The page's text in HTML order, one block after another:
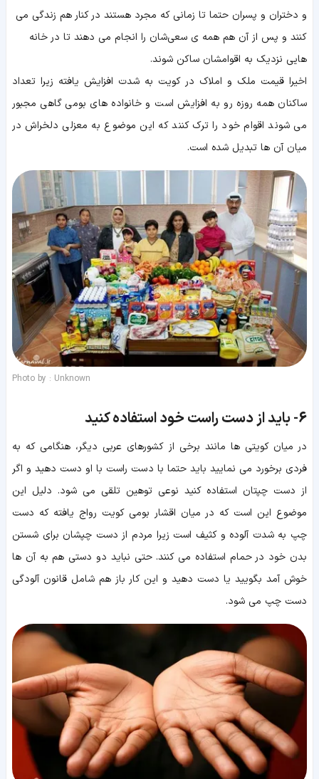
و دختران و پسران حتما تا زمانی که مجرد هستند در کنار هم زندگی می
کنند و پس از آن هم همه ی سعی‌‌شان را انجام می دهند تا در خانه
هایی نزدیک به اقوامشان ساکن شوند.
اخیرا قیمت ملک و املاک در کویت به شدت افزایش یافته زیرا تعداد
ساکنان همه روزه رو به افزایش است و خانواده های بومی گاهی مجبور
می شوند اقوام خود را ترک کنند که این موضوع به معزلی دلخراش در
میان آن ها تبدیل شده است.
Photo by : Unknown
6- باید از دست راست خود استفاده کنید
در میان کویتی ها مانند برخی از کشورهای عربی دیگر، هنگامی که به
فردی برخورد می نمایید باید حتما با دست راست با او دست دهید و اگر
از دست چپتان استفاده کنید نوعی توهین تلقی می شود. دلیل این
موضوع این است که در میان اقشار بومی کویت رواج یافته که دست
چپ به شدت آلوده و کثیف است زیرا مردم از دست چپشان برای شستن
بدن خود در حمام استفاده می کنند. حتی نباید دو دستی هم به آن ها
خوش آمد بگویید یا دست دهید و این کار باز هم شامل قانون آلودگی
دست چپ می شود.